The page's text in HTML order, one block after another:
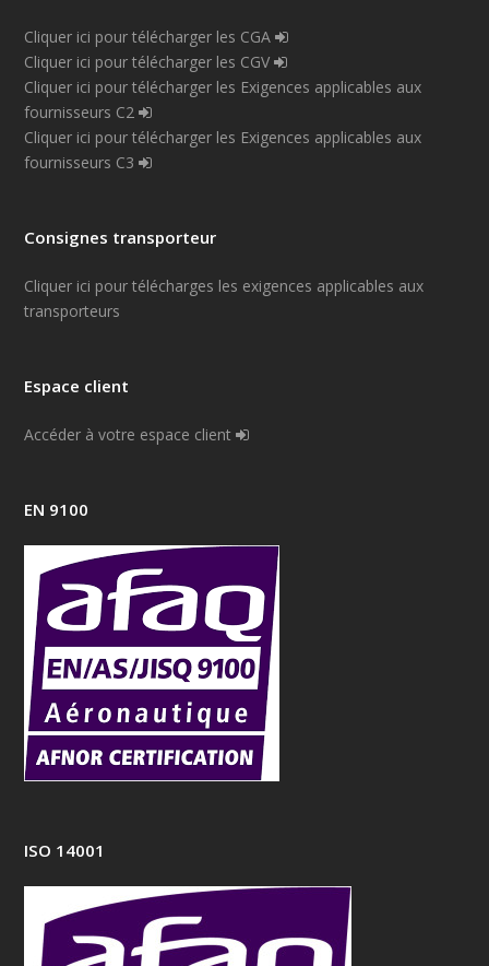
Cliquer ici pour télécharger les CGA
Cliquer ici pour télécharger les CGV
Cliquer ici pour télécharger les Exigences applicables aux
fournisseurs C2
Cliquer ici pour télécharger les Exigences applicables aux
fournisseurs C3
Consignes transporteur
Cliquer ici pour télécharges les exigences applicables aux
transporteurs
Espace client
Accéder à votre espace client
EN 9100
ISO 14001